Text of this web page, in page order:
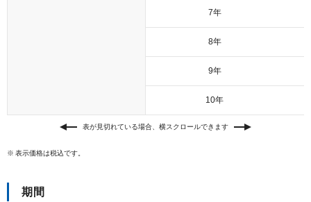
※AmazonはValue Domain Oneのログイン画面へ遷移します
Amazon
7年
8年
9年
10年
表が見切れている場合、横スクロールできます
表示価格は税込です。
期間